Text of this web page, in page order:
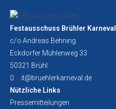
Festausschuss Brühler Karneval
c/o Andreas Behning
Eckdorfer Mühlenweg 33
50321 Brühl
it@bruehlerkarneval.de
Nützliche Links
Pressemitteilungen